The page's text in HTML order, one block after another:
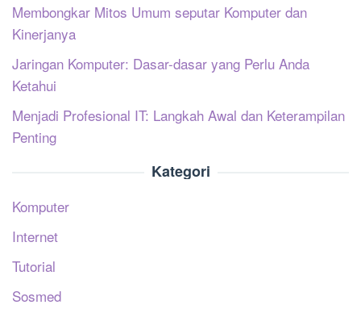
Membongkar Mitos Umum seputar Komputer dan
Kinerjanya
Jaringan Komputer: Dasar-dasar yang Perlu Anda
Ketahui
Menjadi Profesional IT: Langkah Awal dan Keterampilan
Penting
Kategori
Komputer
Internet
Tutorial
Sosmed